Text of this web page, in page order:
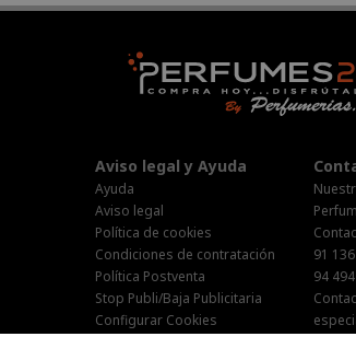
Aviso legal y Ayuda
Ayuda
Aviso legal
Política de cookies
Condiciones de contratación
Política Postventa
Stop Publi/Baja Publicitaria
Configurar Cookies
91
94